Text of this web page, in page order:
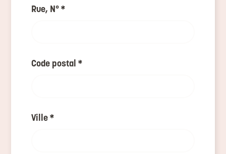
Rue, N° *
Code postal *
Ville *